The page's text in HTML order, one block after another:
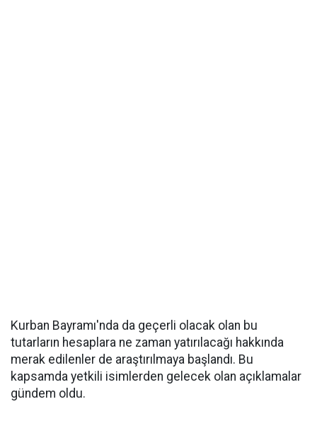
Kurban Bayramı'nda da geçerli olacak olan bu
tutarların hesaplara ne zaman yatırılacağı hakkında
merak edilenler de araştırılmaya başlandı. Bu
kapsamda yetkili isimlerden gelecek olan açıklamalar
gündem oldu.